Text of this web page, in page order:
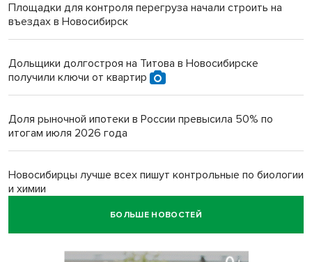
Площадки для контроля перегруза начали строить на
въездах в Новосибирск
Дольщики долгостроя на Титова в Новосибирске
получили ключи от квартир
Доля рыночной ипотеки в России превысила 50% по
итогам июля 2026 года
Новосибирцы лучше всех пишут контрольные по биологии
и химии
Нейросеть для диагностики депрессии в крови создали в
БОЛЬШЕ НОВОСТЕЙ